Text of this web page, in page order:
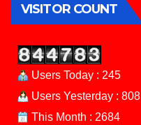
VISITOR COUNT
Users Today : 245
Users Yesterday : 808
This Month : 2684